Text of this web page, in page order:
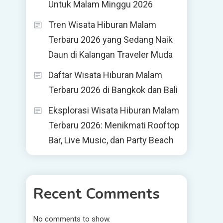
Untuk Malam Minggu 2026
Tren Wisata Hiburan Malam
Terbaru 2026 yang Sedang Naik
Daun di Kalangan Traveler Muda
Daftar Wisata Hiburan Malam
Terbaru 2026 di Bangkok dan Bali
Eksplorasi Wisata Hiburan Malam
Terbaru 2026: Menikmati Rooftop
Bar, Live Music, dan Party Beach
Recent Comments
No comments to show.